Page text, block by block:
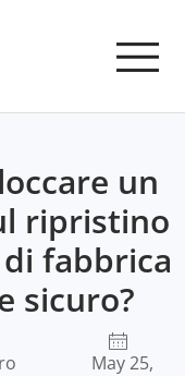
un
ripristino
fabbrica
sicuro?
May 25,